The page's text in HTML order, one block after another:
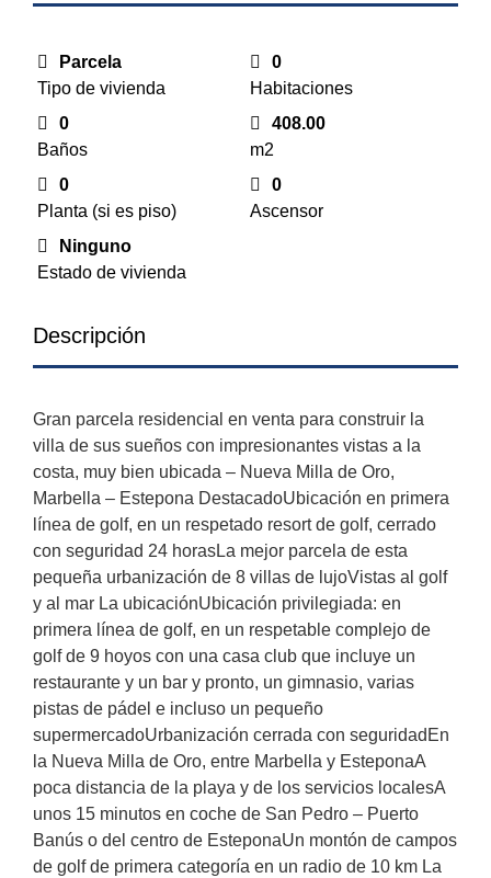
Parcela
Tipo de vivienda
0
Habitaciones
0
Baños
408.00
m2
0
Planta (si es piso)
0
Ascensor
Ninguno
Estado de vivienda
Descripción
Gran parcela residencial en venta para construir la
villa de sus sueños con impresionantes vistas a la
costa, muy bien ubicada – Nueva Milla de Oro,
Marbella – Estepona DestacadoUbicación en primera
línea de golf, en un respetado resort de golf, cerrado
con seguridad 24 horasLa mejor parcela de esta
pequeña urbanización de 8 villas de lujoVistas al golf
y al mar La ubicaciónUbicación privilegiada: en
primera línea de golf, en un respetable complejo de
golf de 9 hoyos con una casa club que incluye un
restaurante y un bar y pronto, un gimnasio, varias
pistas de pádel e incluso un pequeño
supermercadoUrbanización cerrada con seguridadEn
la Nueva Milla de Oro, entre Marbella y EsteponaA
poca distancia de la playa y de los servicios localesA
unos 15 minutos en coche de San Pedro – Puerto
Banús o del centro de EsteponaUn montón de campos
de golf de primera categoría en un radio de 10 km La